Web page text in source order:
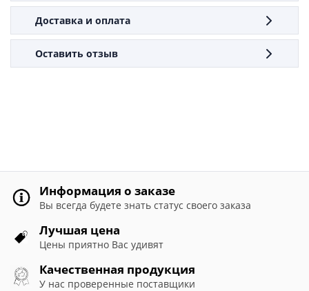
Доставка и оплата
Оставить отзыв
Информация о заказе
Вы всегда будете знать статус своего заказа
Лучшая цена
Цены приятно Вас удивят
Качественная продукция
У нас проверенные поставщики